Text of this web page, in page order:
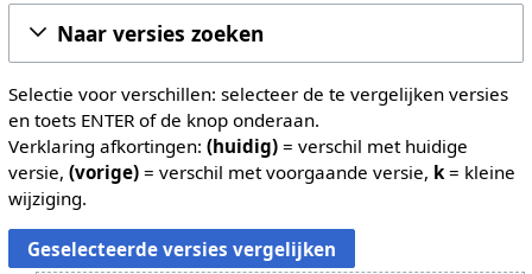
Naar versies zoeken
Selectie voor verschillen: selecteer de te vergelijken versies
en toets ENTER of de knop onderaan.
Verklaring afkortingen: (huidig)= verschil met huidige
versie, (vorige)= verschil met voorgaande versie, k= kleine
wijziging.